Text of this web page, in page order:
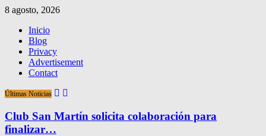
8 agosto, 2026
Inicio
Blog
Privacy
Advertisement
Contact
Últimas Noticias
Club San Martín solicita colaboración para
finalizar…